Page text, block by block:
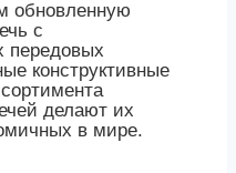
обновленную
с
передовых
конструктивные
делают их
в мире.